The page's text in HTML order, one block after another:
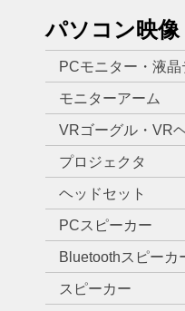
パソコン映像
PCモニター・液晶
モニターアーム
VRゴーグル・VR
プロジェクタ
ヘッドセット
PCスピーカー
Bluetoothスピーカ
スピーカー